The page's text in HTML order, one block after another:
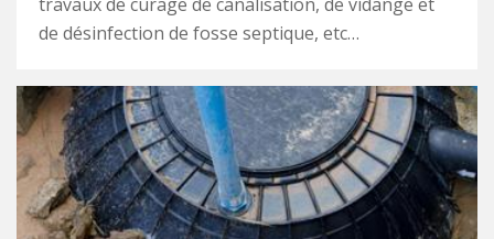
de désinfection de fosse septique, etc…